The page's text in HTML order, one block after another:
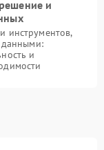
и
инструментов,
данными:
и